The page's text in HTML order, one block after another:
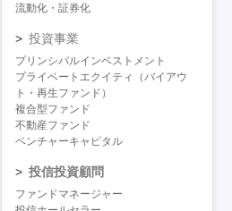
流動化・証券化
投資事業
プリンシパルインベストメント
プライベートエクイティ（バイアウ
ト・再生ファンド）
複合型ファンド
不動産ファンド
ベンチャーキャピタル
投信投資顧問
ファンドマネージャー